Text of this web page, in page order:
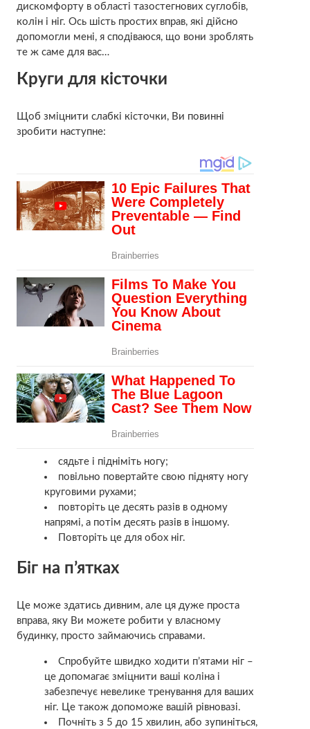
дискомфорту в області тазостегнових суглобів,
колін і ніг. Ось шість простих вправ, які дійсно
допомогли мені, я сподіваюся, що вони зроблять
те ж саме для вас…
Круги для кісточки
Щоб зміцнити слабкі кісточки, Ви повинні
зробити наступне:
сядьте і підніміть ногу;
повільно повертайте свою підняту ногу
круговими рухами;
повторіть це десять разів в одному
напрямі, а потім десять разів в іншому.
Повторіть це для обох ніг.
Біг на п’ятках
Це може здатись дивним, але ця дуже проста
вправа, яку Ви можете робити у власному
будинку, просто займаючись справами.
Спробуйте швидко ходити п’ятами ніг –
це допомагає зміцнити ваші коліна і
забезпечує невелике тренування для ваших
ніг. Це також допоможе вашій рівновазі.
Почніть з 5 до 15 хвилин, або зупиніться,